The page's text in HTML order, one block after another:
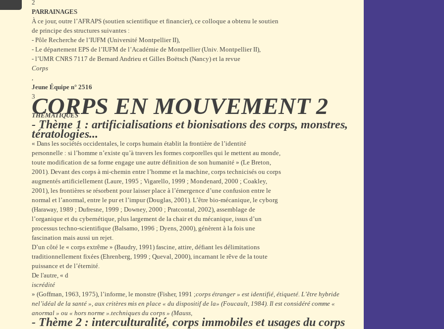
2
PARRAINAGES
À ce jour, outre l’AFRAPS (soutien scientifique et financier), ce colloque a obtenu le soutien
de principe des structures suivantes :
- Pôle Recherche de l’IUFM (Université Montpellier II),
- Le département EPS de l’IUFM de l’Académie de Montpellier (Univ. Montpellier II),
- l’UMR CNRS 7117 de Bernard Andrieu et Gilles Boëtsch (Nancy) et la revue
Corps
,
Jeune Équipe n° 2516
3
CORPS EN MOUVEMENT 2
THÉMATIQUES
- Thème 1 : artificialisations et bionisations des corps, monstres,
tératologies...
« Dans les sociétés occidentales, le corps humain établit la frontière de l’identité
personnelle : si l’homme n’existe qu’à travers les formes corporelles qui le mettent au monde,
toute modification de sa forme engage une autre définition de son humanité » (Le Breton,
2001). Devant des corps à mi-chemin entre l’homme et la machine, corps technicisés ou corps
augmentés artificiellement (Laure, 1995 ; Vigarello, 1999 ; Mondenard, 2000 ; Coakley,
2001), les frontières se résorbent pour laisser place à l’émergence d’une confusion entre le
normal et l’anormal, entre le pur et l’impur (Douglas, 2001). L’être bio-mécanique, le cyborg
(Haraway, 1989 ; Dufresne, 1999 ; Downey, 2000 ; Pratcontal, 2002), assemblage de
l’organique et du cybernétique, plus largement de la chair et du mécanique, issus d’un
processus techno-scientifique (Balsamo, 1996 ; Dyens, 2000), génèrent à la fois une
fascination mais aussi un rejet.
D’un côté le « corps extrême » (Baudry, 1991) fascine, attire, défiant les délimitations
traditionnellement fixées (Ehrenberg, 1999 ; Queval, 2000), incarnant le rêve de la toute
puissance et de l’éternité.
De l'autre, « d
iscrédité
» (Goffman, 1963, 1975), l’informe, le monstre (Fisher, 1991 ;corps étranger » est identifié, étiqueté. L’être hybride
nel’idéal de la santé », aux critères mis en place « du dispositif de la» (Foucault, 1984). Il est considéré comme «
anormal » ou « hors norme ».techniques du corps » (Mauss,
- Thème 2 : interculturalité, corps immobiles et usages du corps